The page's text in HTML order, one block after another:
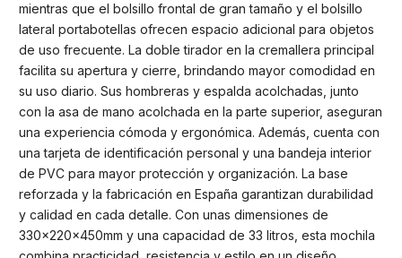
mientras que el bolsillo frontal de gran tamaño y el bolsillo
lateral portabotellas ofrecen espacio adicional para objetos
de uso frecuente. La doble tirador en la cremallera principal
facilita su apertura y cierre, brindando mayor comodidad en
su uso diario. Sus hombreras y espalda acolchadas, junto
con la asa de mano acolchada en la parte superior, aseguran
una experiencia cómoda y ergonómica. Además, cuenta con
una tarjeta de identificación personal y una bandeja interior
de PVC para mayor protección y organización. La base
reforzada y la fabricación en España garantizan durabilidad
y calidad en cada detalle. Con unas dimensiones de
330x220x450mm y una capacidad de 33 litros, esta mochila